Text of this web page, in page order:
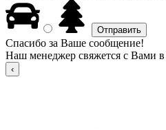
Спасибо за Ваше сообщение!
Наш менеджер свяжется с Вами